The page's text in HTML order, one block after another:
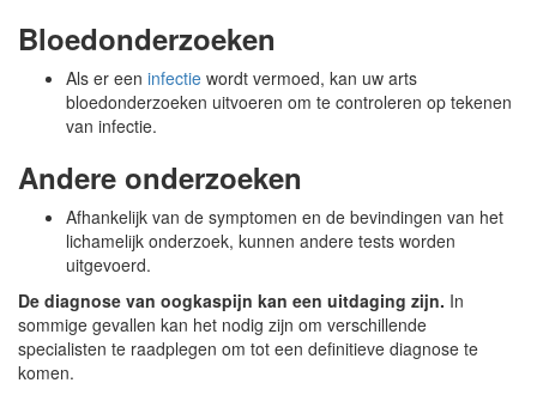
Bloedonderzoeken
Als er een infectie wordt vermoed, kan uw arts
bloedonderzoeken uitvoeren om te controleren op tekenen
van infectie.
Andere onderzoeken
Afhankelijk van de symptomen en de bevindingen van het
lichamelijk onderzoek, kunnen andere tests worden
uitgevoerd.
De diagnose van oogkaspijn kan een uitdaging zijn. In
sommige gevallen kan het nodig zijn om verschillende
specialisten te raadplegen om tot een definitieve diagnose te
komen.